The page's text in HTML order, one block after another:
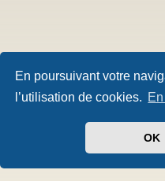
En poursuivant votre
l’utilisation de cookies.
OK